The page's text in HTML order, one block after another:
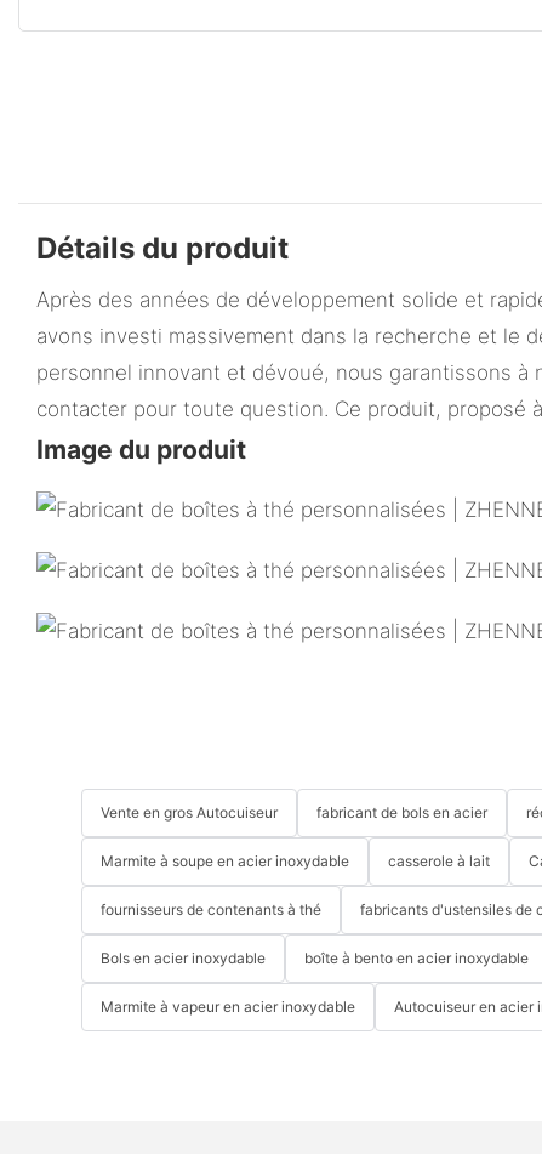
Détails du produit
Après des années de développement solide et
avons investi massivement dans la recherche et le
personnel innovant et dévoué, nous garantissons
contacter pour toute question. Ce produit, proposé
Image du produit
Vente en gros Autocuiseur fabricant de bols en acier
Marmite à soupe en acier inoxydable casserole à lait
fournisseurs de contenants à thé fabricants d'ustensiles de
Bols en acier inoxydable boîte à bento en acier inoxydable
Marmite à vapeur en acier inoxydable Autocuiseur en acier